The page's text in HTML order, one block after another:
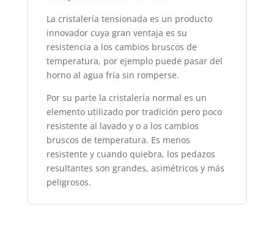
La cristalería tensionada es un producto
innovador cuya gran ventaja es su
resistencia a los cambios bruscos de
temperatura, por ejemplo puede pasar del
horno al agua fría sin romperse.
Por su parte la cristalería normal es un
elemento utilizado por tradición pero poco
resistente al lavado y o a los cambios
bruscos de temperatura. Es menos
resistente y cuando quiebra, los pedazos
resultantes son grandes, asimétricos y más
peligrosos.